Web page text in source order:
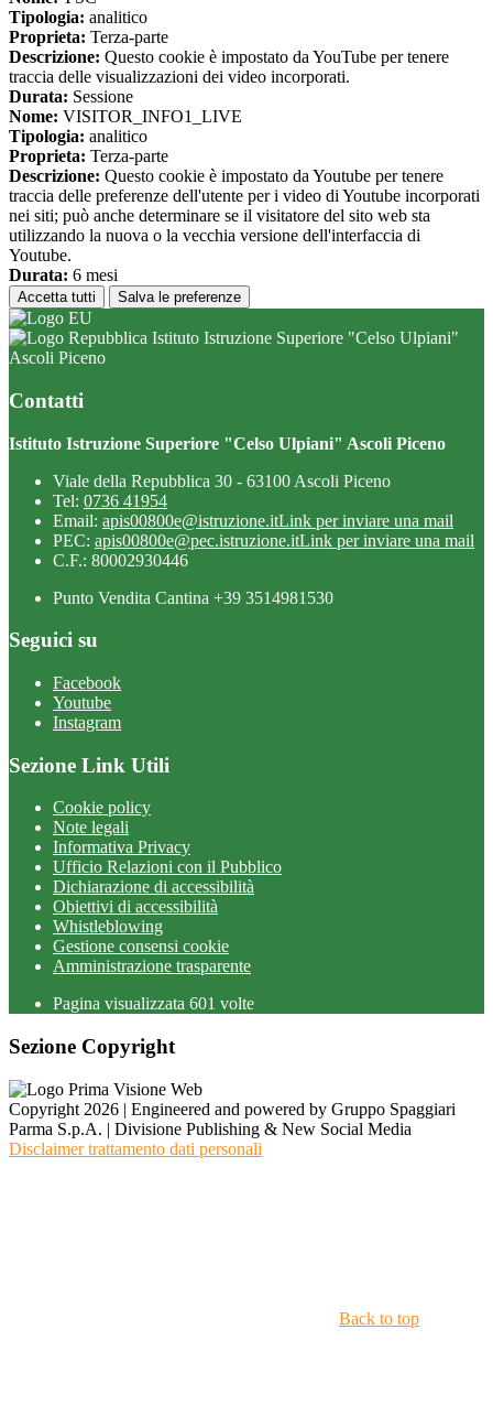
Tipologia: analitico
Proprieta: Terza-parte
Descrizione: Questo cookie è impostato da YouTube per tenere
traccia delle visualizzazioni dei video incorporati.
Durata: Sessione
Nome: VISITOR_INFO1_LIVE
Tipologia: analitico
Proprieta: Terza-parte
Descrizione: Questo cookie è impostato da Youtube per tenere
traccia delle preferenze dell'utente per i video di Youtube incorporati
nei siti; può anche determinare se il visitatore del sito web sta
utilizzando la nuova o la vecchia versione dell'interfaccia di
Youtube.
Durata: 6 mesi
Accetta tutti Salva le preferenze
Istituto Istruzione Superiore "Celso Ulpiani"
Ascoli Piceno
Contatti
Istituto Istruzione Superiore "Celso Ulpiani" Ascoli Piceno
Viale della Repubblica 30 - 63100 Ascoli Piceno
Tel: 0736 41954
Email: apis00800e@istruzione.itLink per inviare una mail
PEC: apis00800e@pec.istruzione.itLink per inviare una mail
C.F.: 80002930446
Punto Vendita Cantina +39 3514981530
Seguici su
Facebook
Youtube
Instagram
Sezione Link Utili
Cookie policy
Note legali
Informativa Privacy
Ufficio Relazioni con il Pubblico
Dichiarazione di accessibilità
Obiettivi di accessibilità
Whistleblowing
Gestione consensi cookie
Amministrazione trasparente
Pagina visualizzata 601 volte
Sezione Copyright
Copyright 2026 | Engineered and powered by Gruppo Spaggiari
Parma S.p.A. | Divisione Publishing & New Social Media
Disclaimer trattamento dati personali
Back to top